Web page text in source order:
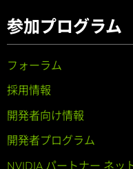
参加プログラム
フォーラム
採用情報
開発者向け情報
開発者プログラム
NVIDIA パートナー ネッ